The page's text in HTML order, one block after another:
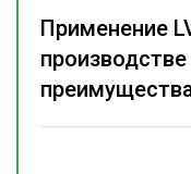
Применение